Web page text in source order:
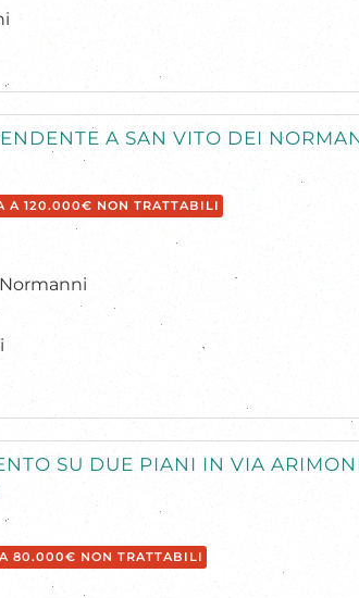
A SAN VITO DEI
A 120.000€ NON TRATTABILI
SU DUE PIANI IN VIA
80.000€ NON TRATTABILI